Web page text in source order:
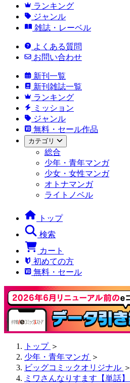
ランキング
ジャンル
雑誌・レーベル
よくある質問
お問い合わせ
新刊一覧
新刊雑誌一覧
ランキング
ミッション
ジャンル
無料・セール作品
カテゴリ
総合
少年・青年マンガ
少女・女性マンガ
オトナマンガ
ライトノベル
トップ
検索
カート
初めての方
無料・セール
トップ ＞
少年・青年マンガ ＞
ビッグコミックオリジナル ＞
ミワさんなりすます【単話】